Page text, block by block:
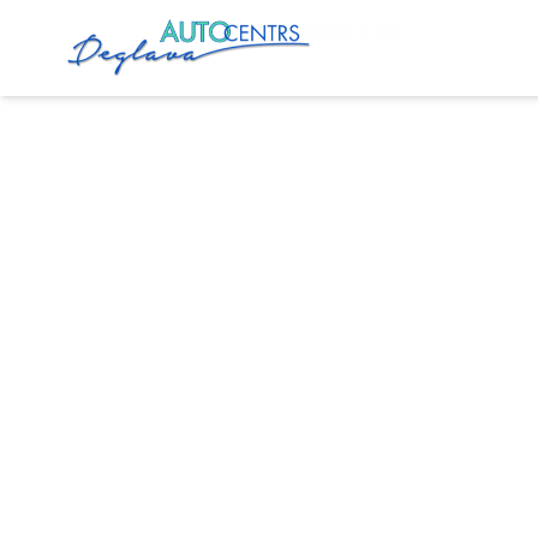
Главная Услуги Автоэлектрик в Риге